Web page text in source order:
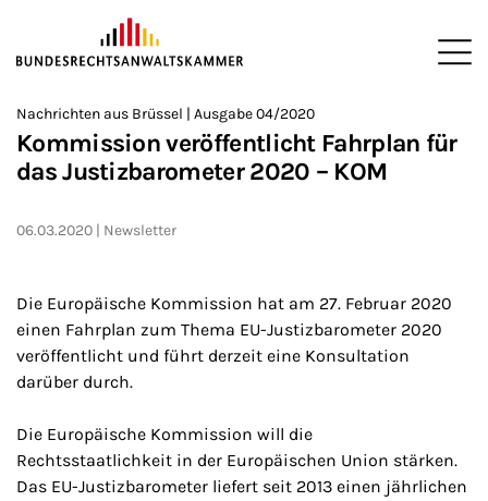
ZUM HAUPTINHALT SPRINGEN
Sie befinden sich hier:
>
Startseite
>
Newsroom
>
Newsletter
>
Nachrichten aus Brüssel
Nachrichten aus Brüssel | Ausgabe 04/2020
Kommission veröffentlicht Fahrplan für
das Justizbarometer 2020 – KOM
06.03.2020 Newsletter
Die Europäische Kommission hat am 27. Februar 2020
einen Fahrplan zum Thema EU-Justizbarometer 2020
veröffentlicht und führt derzeit eine Konsultation
darüber durch.
Die Europäische Kommission will die
Rechtsstaatlichkeit in der Europäischen Union stärken.
Das EU-Justizbarometer liefert seit 2013 einen jährlichen